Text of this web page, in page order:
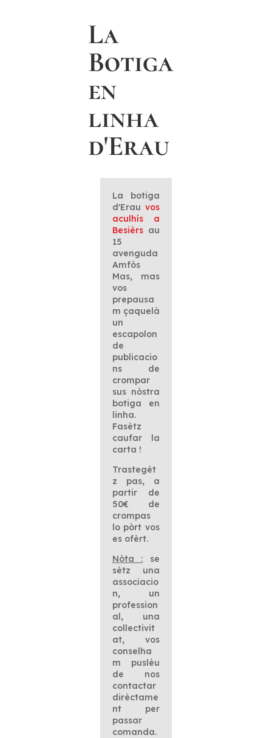
La
Botiga
en
linha
d'Erau
La botiga
d'Erauvos
aculhís a
Besièrsau
15
avenguda
Amfòs
Mas, mas
vos
prepausa
m çaquelà
un
escapolon
de
publicacio
ns de
crompar
sus nòstra
botiga en
linha.
Fasètz
caufar la
carta !
Trastegèt
z pas, a
partir de
50€ de
crompas
lo pòrt vos
es ofèrt.
Nòta : se
sètz una
associacio
n, un
profession
al, una
collectivit
at, vos
conselha
m puslèu
de nos
contactar
dirèctame
nt per
passar
comanda.